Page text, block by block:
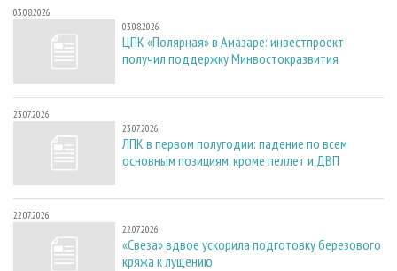
03.08.2026
03.08.2026
ЦПК «Полярная» в Амазаре: инвестпроект
получил поддержку Минвостокразвития
23.07.2026
23.07.2026
ЛПК в первом полугодии: падение по всем
основным позициям, кроме пеллет и ДВП
22.07.2026
22.07.2026
«Свеза» вдвое ускорила подготовку березового
кряжа к лущению